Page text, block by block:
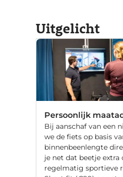
Uitgelicht
Persoonlijk
Bij aanschaf van een
we de fiets op basis
binnenbeenlengte
je net dat beetje
regelmatig sportieve